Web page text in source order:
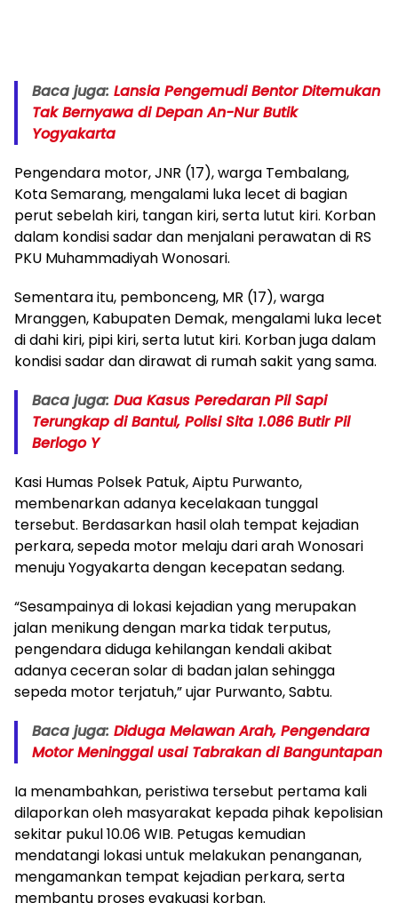
Baca juga: Lansia Pengemudi Bentor Ditemukan
Tak Bernyawa di Depan An-Nur Butik
Yogyakarta
Pengendara motor, JNR (17), warga Tembalang,
Kota Semarang, mengalami luka lecet di bagian
perut sebelah kiri, tangan kiri, serta lutut kiri. Korban
dalam kondisi sadar dan menjalani perawatan di RS
PKU Muhammadiyah Wonosari.
Sementara itu, pembonceng, MR (17), warga
Mranggen, Kabupaten Demak, mengalami luka lecet
di dahi kiri, pipi kiri, serta lutut kiri. Korban juga dalam
kondisi sadar dan dirawat di rumah sakit yang sama.
Baca juga: Dua Kasus Peredaran Pil Sapi
Terungkap di Bantul, Polisi Sita 1.086 Butir Pil
Berlogo Y
Kasi Humas Polsek Patuk, Aiptu Purwanto,
membenarkan adanya kecelakaan tunggal
tersebut. Berdasarkan hasil olah tempat kejadian
perkara, sepeda motor melaju dari arah Wonosari
menuju Yogyakarta dengan kecepatan sedang.
“Sesampainya di lokasi kejadian yang merupakan
jalan menikung dengan marka tidak terputus,
pengendara diduga kehilangan kendali akibat
adanya ceceran solar di badan jalan sehingga
sepeda motor terjatuh,” ujar Purwanto, Sabtu.
Baca juga: Diduga Melawan Arah, Pengendara
Motor Meninggal usai Tabrakan di Banguntapan
Ia menambahkan, peristiwa tersebut pertama kali
dilaporkan oleh masyarakat kepada pihak kepolisian
sekitar pukul 10.06 WIB. Petugas kemudian
mendatangi lokasi untuk melakukan penanganan,
mengamankan tempat kejadian perkara, serta
membantu proses evakuasi korban.